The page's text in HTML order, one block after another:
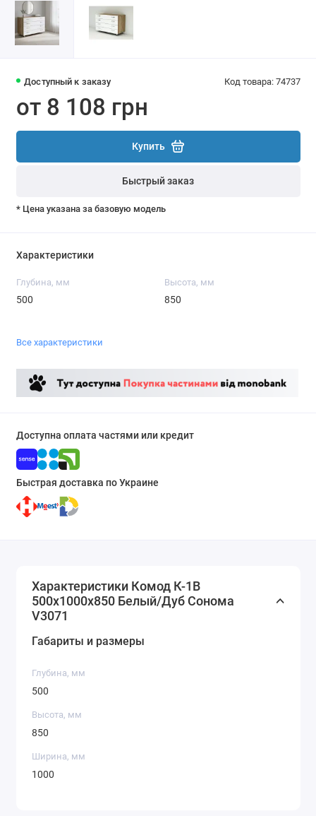
Доступный к заказу Код товара: 74737
от 8 108 грн
Купить
Быстрый заказ
* Цена указана за базовую модель
Характеристики
Глубина, мм
500
Высота, мм
850
Все характеристики
Доступна оплата частями или кредит
Быстрая доставка по Украине
Характеристики Комод К-1В
500x1000x850 Белый/Дуб Сонома
V3071
Габариты и размеры
Глубина, мм
500
Высота, мм
850
Ширина, мм
1000